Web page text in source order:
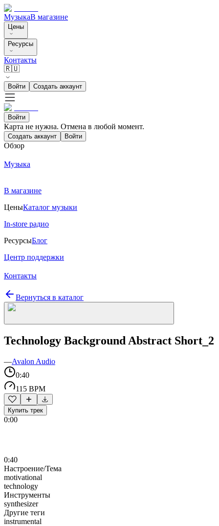
МузыкаВ магазине
Цены
Ресурсы
Контакты
🇷🇺
Войти Создать аккаунт
Войти
Карта не нужна. Отмена в любой момент.
Создать аккаунт Войти
Обзор
Музыка
В магазине
ЦеныКаталог музыки
In-store радио
РесурсыБлог
Центр поддержки
Контакты
Вернуться в каталог
Technology Background Abstract Short_2
—Avalon Audio
0:40
115 BPM
Купить трек
0:00
0:40
Настроение/Тема
motivational
technology
Инструменты
synthesizer
Другие теги
instrumental